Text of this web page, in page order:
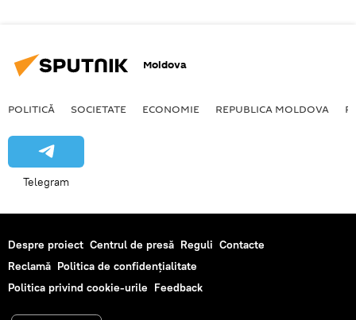
Moldova
POLITICĂ SOCIETATE ECONOMIE REPUBLICA MOLDOVA
Telegram
Despre proiect Centrul de presă Reguli Contacte
Reclamă Politica de confidențialitate
Politica privind cookie-urile Feedback